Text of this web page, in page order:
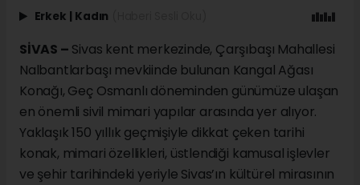
Erkek Kadın
SİVAS – Sivas kent merkezinde, Çarşıbaşı Mahallesi
Nalbantlarbaşı mevkiinde bulunan Kangal Ağası
Konağı, Geç Osmanlı döneminden günümüze ulaşan
en önemli sivil mimari yapılar arasında yer alıyor.
Yaklaşık 150 yıllık geçmişiyle dikkat çeken tarihi
konak, mimari özellikleri, üstlendiği kamusal işlevler
ve şehir tarihindeki yeriyle Sivas’ın kültürel mirasının